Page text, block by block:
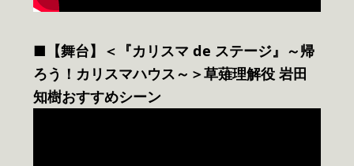
■【舞台】＜『カリスマ de ステージ』～帰
ろう！カリスマハウス～＞草薙理解役 岩田
知樹おすすめシーン